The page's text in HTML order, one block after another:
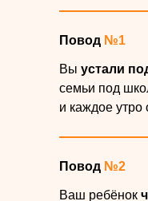
Вы устали
семьи под
и каждое утро
Повод №1
Ваш ребёнок
Повод №2